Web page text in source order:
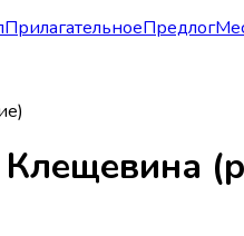
ПрилагательноеПредлог
Клещевина